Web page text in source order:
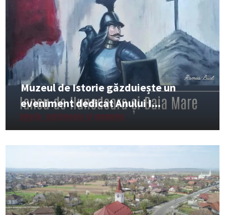
Muzeul de Istorie găzduiește un
eveniment dedicat Anului I...